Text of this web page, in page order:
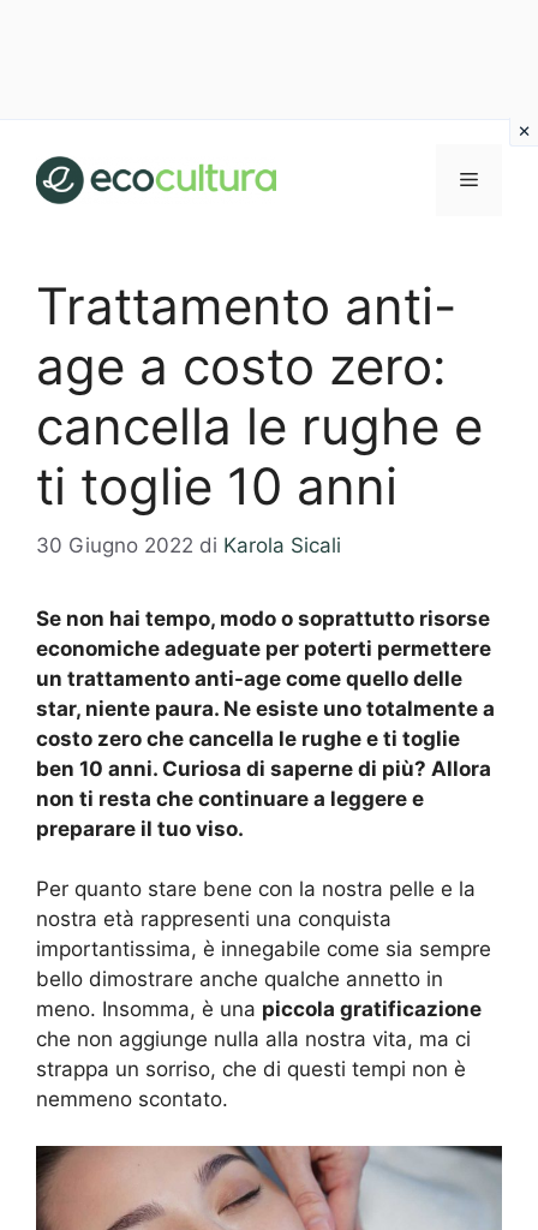
contenuto
MENU
Trattamento anti-
age a costo zero:
cancella le rughe e
ti toglie 10 anni
30 Giugno 2022 di Karola Sicali
Se non hai tempo, modo o soprattutto risorse
economiche adeguate per poterti permettere
un trattamento anti-age come quello delle
star, niente paura. Ne esiste uno totalmente a
costo zero che cancella le rughe e ti toglie
ben 10 anni. Curiosa di saperne di più? Allora
non ti resta che continuare a leggere e
preparare il tuo viso.
Per quanto stare bene con la nostra pelle e la
nostra età rappresenti una conquista
importantissima, è innegabile come sia sempre
bello dimostrare anche qualche annetto in
meno. Insomma, è una piccola gratificazione
che non aggiunge nulla alla nostra vita, ma ci
strappa un sorriso, che di questi tempi non è
nemmeno scontato.